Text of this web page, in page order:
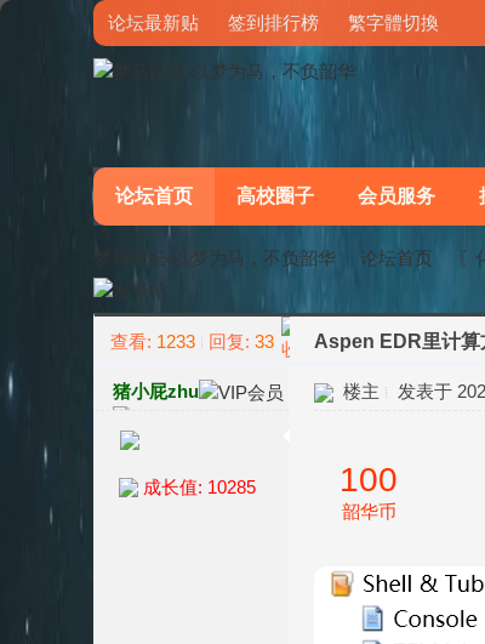
论坛最新贴 签到排行榜 繁字體切換
论坛首页 高校圈子 会员服务
梦马论坛-以梦为马，不负韶华 论坛首页 〖
查看: 1233 回复: 33 Aspen EDR里计算
猪小屁zhu
成长值: 10285
楼主 发表于
100
韶华币